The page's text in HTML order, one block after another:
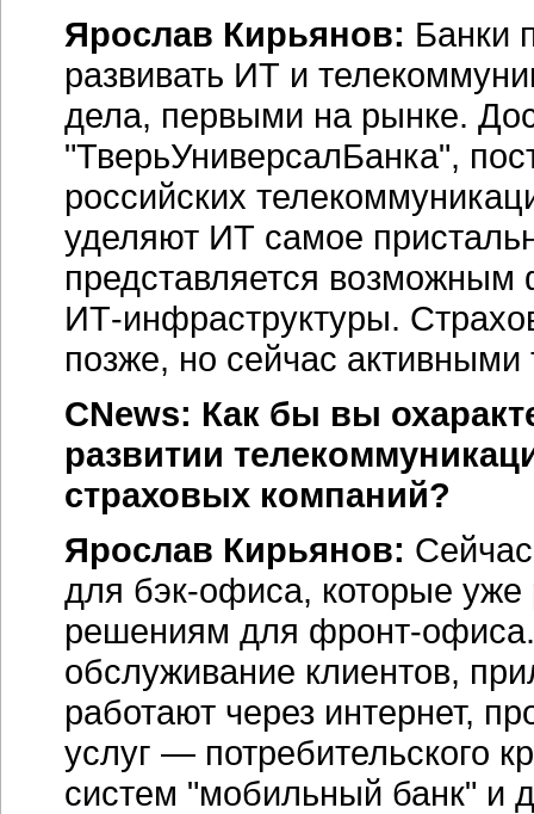
Ярослав Кирьянов: Банки
развивать ИТ и
дела, первыми на рынке.
"ТверьУниверсалБанка",
российских
уделяют ИТ самое
представляется возможным
ИТ-инфраструктуры.
позже, но сейчас
CNews: Как бы вы
развитии
страховых компаний?
Ярослав Кирьянов:
для бэк-офиса, которые
решениям для фронт-офиса
обслуживание клиентов,
работают через интернет,
услуг — потребительского
систем "мобильный банк" и